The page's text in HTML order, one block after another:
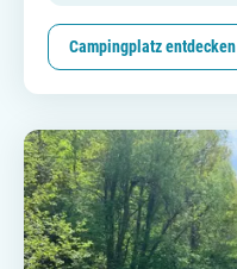
Campingplatz entdecken